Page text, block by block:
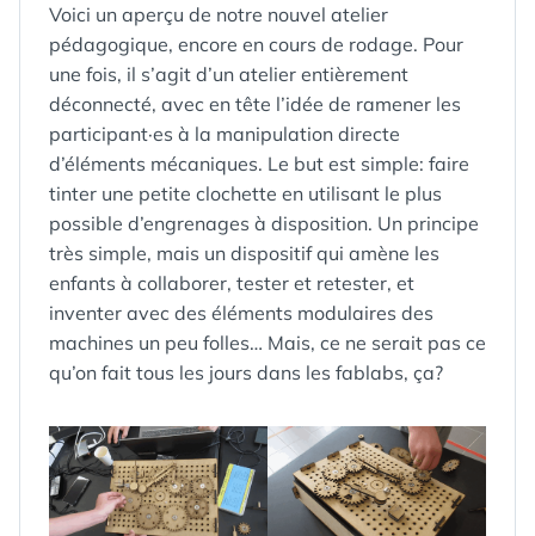
Voici un aperçu de notre nouvel atelier
pédagogique, encore en cours de rodage. Pour
une fois, il s’agit d’un atelier entièrement
déconnecté, avec en tête l’idée de ramener les
participant·es à la manipulation directe
d’éléments mécaniques. Le but est simple: faire
tinter une petite clochette en utilisant le plus
possible d’engrenages à disposition. Un principe
très simple, mais un dispositif qui amène les
enfants à collaborer, tester et retester, et
inventer avec des éléments modulaires des
machines un peu folles… Mais, ce ne serait pas ce
qu’on fait tous les jours dans les fablabs, ça?